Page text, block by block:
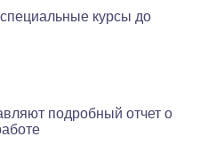
курсы до
подробный отчет о